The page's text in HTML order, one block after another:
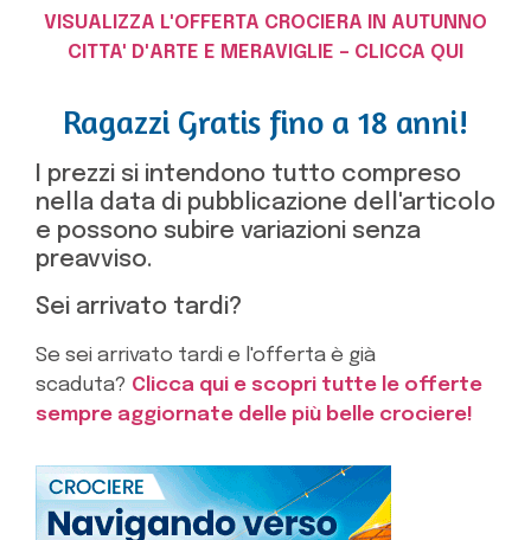
VISUALIZZA L'OFFERTA CROCIERA IN AUTUNNO
CITTA' D'ARTE E MERAVIGLIE – CLICCA QUI
Ragazzi Gratis fino a 18 anni!
I prezzi si intendono tutto compreso
nella data di pubblicazione dell'articolo
e possono subire variazioni senza
preavviso.
Sei arrivato tardi?
Se sei arrivato tardi e l'offerta è già
scaduta? Clicca qui e scopri tutte le offerte
sempre aggiornate delle più belle crociere!